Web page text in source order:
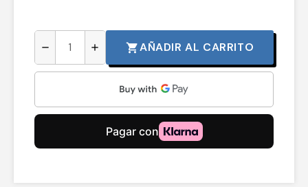
remove add shopping_cartAÑADIR AL CARRITO